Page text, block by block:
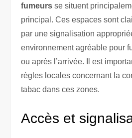
fumeurs se situent
principal. Ces espaces sont
par une signalisation
environnement agréable pour
ou après l’arrivée. Il est
règles locales concernant la
tabac dans ces zones.
Accès et